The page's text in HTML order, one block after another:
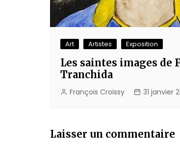
Art Artistes Exposition
Les saintes images de
Tranchida
François Croissy 31 janvier
Laisser un commentaire